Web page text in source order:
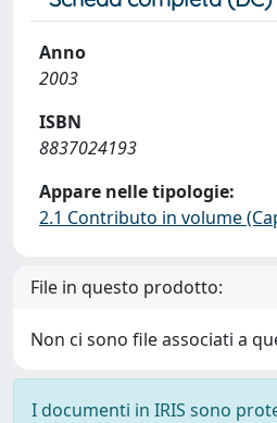
Anno
2003
ISBN
8837024193
Appare nelle tipologie:
2.1 Contributo in volume
File in questo prodotto:
Non ci sono file associati a
I documenti in IRIS sono